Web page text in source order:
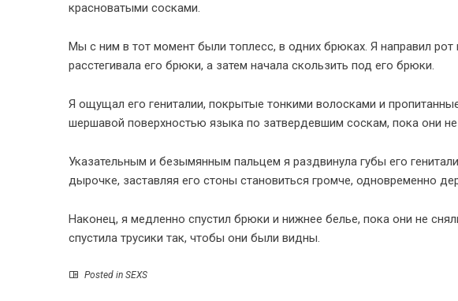
красноватыми сосками.
Мы с ним в тот момент были топлесс, в одних брюках. Я направил рот
расстегивала его брюки, а затем начала скользить под его брюки.
Я ощущал его гениталии, покрытые тонкими волосками и
шершавой поверхностью языка по затвердевшим соскам, пока они
Указательным и безымянным пальцем я раздвинула губы его
дырочке, заставляя его стоны становиться громче, одновременно
Наконец, я медленно спустил брюки и нижнее белье, пока они не
спустила трусики так, чтобы они были видны.
Posted in SEXS